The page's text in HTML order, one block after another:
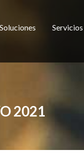
Soluciones Servicios
2021